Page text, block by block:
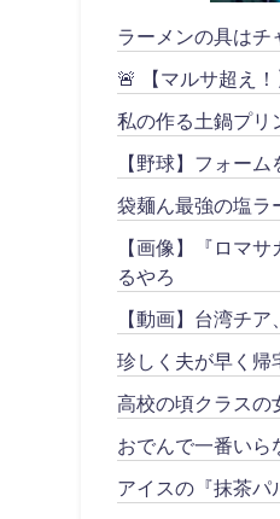
ラーメンの具はチ
🚨 【マルサ超え
私の作る土鍋プリ
【野球】フォー
袋麺ん最強の塩ラ
【画像】『ロマ
るやろ
【動画】台湾チ
珍しく夫が早く
高校の頃クラスの
おでんで一番いら
アイスの『抹茶パ